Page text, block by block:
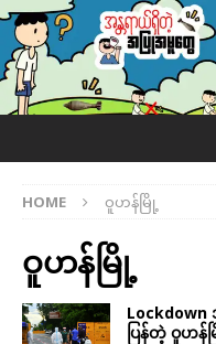
HOME ဝူဟန်မြို့
ဝူဟန်မြို့
ပြန်တဲ့ ဝူဟန်